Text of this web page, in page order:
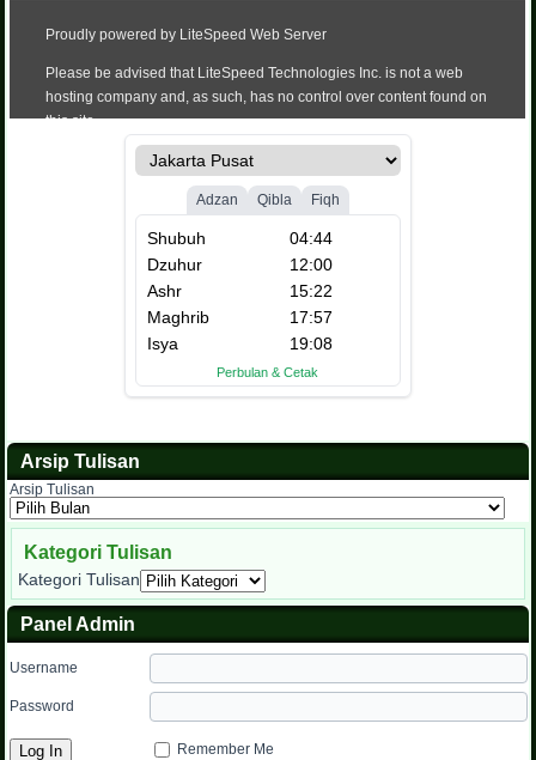
Arsip Tulisan
Arsip Tulisan
Kategori Tulisan
Kategori Tulisan
Panel Admin
Username
Password
Remember Me